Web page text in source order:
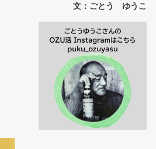
文：ごとう ゆうこ